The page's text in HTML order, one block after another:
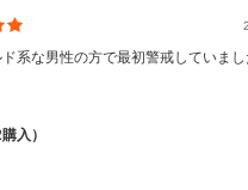
系な男性の方で最初警戒していま
入）